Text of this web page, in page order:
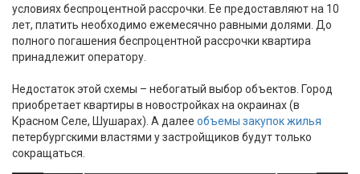
условиях беспроцентной рассрочки. Ее предоставляют на 10
лет, платить необходимо ежемесячно равными долями. До
полного погашения беспроцентной рассрочки квартира
принадлежит оператору.
Недостаток этой схемы – небогатый выбор объектов. Город
приобретает квартиры в новостройках на окраинах (в
Красном Селе, Шушарах). А далее объемы закупок жилья
петербургскими властями у застройщиков будут только
сокращаться.